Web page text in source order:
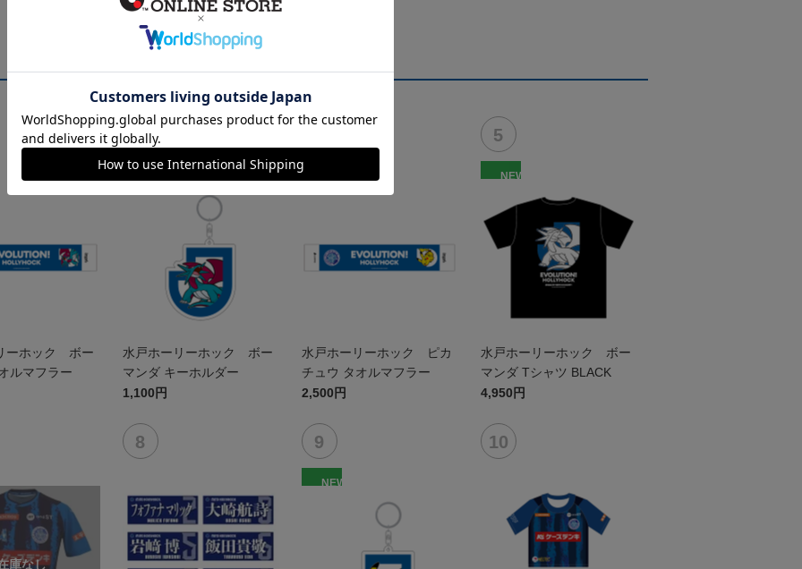
ーホック ボー
ルマフラー
水戸ホーリーホック ボー
マンダ キーホルダー
1,100円
水戸ホーリーホック ピカ
チュウ タオルマフラー
2,500円
NEW
水戸ホーリーホック ボー
マンダ Tシャツ BLACK
4,950円
NEW